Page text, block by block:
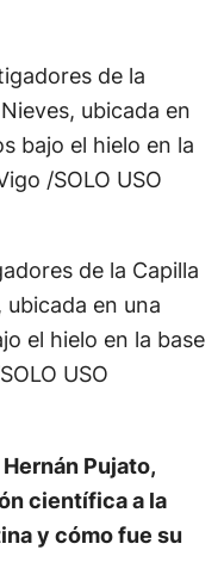
de la Capilla
ubicada en una
el hielo en la base
USO
Pujato,
científica a la
y cómo fue su